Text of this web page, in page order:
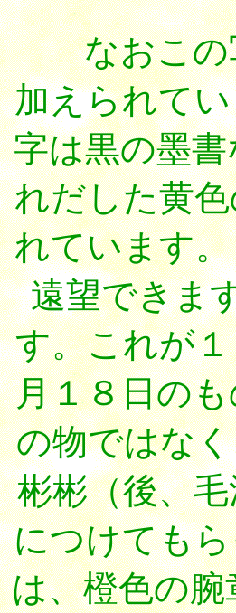
なおこの写
加えられて
字は黒の墨
れだした黄
れています
遠望できま
す。これが
月１８日の
の物ではな
彬彬（後、
につけても
は、橙色の